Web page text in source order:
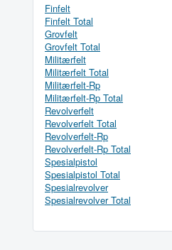
Finfelt
Finfelt Total
Grovfelt
Grovfelt Total
Militærfelt
Militærfelt Total
Militærfelt-Rp
Militærfelt-Rp Total
Revolverfelt
Revolverfelt Total
Revolverfelt-Rp
Revolverfelt-Rp Total
Spesialpistol
Spesialpistol Total
Spesialrevolver
Spesialrevolver Total